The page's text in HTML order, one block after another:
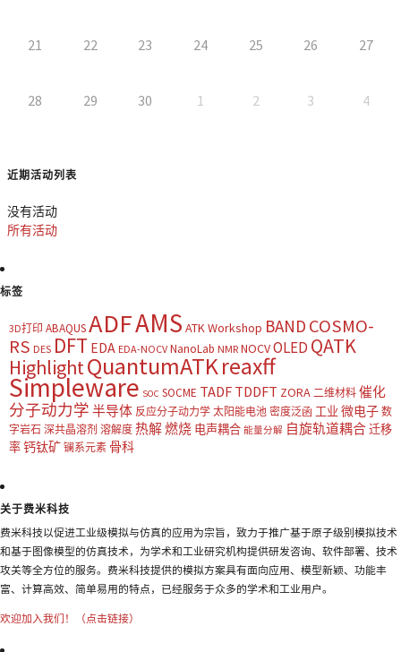
21 22 23 24 25 26 27
28 29 30 1 2 3 4
近期活动列表
没有活动
所有活动
标签
3D打印 ABAQUSADFAMS ATK Workshop BAND COSMO-
RS DES DFT EDA EDA-NOCV NanoLab NMR NOCVOLED QATK
HighlightQuantumATKreaxff
Simpleware SOC SOCME TADF TDDFT ZORA 二维材料 催化
分子动力学 半导体 反应分子动力学 太阳能电池 密度泛函 工业 微电子 数
字岩石 深共晶溶剂 溶解度 热解燃烧 电声耦合 能量分解 自旋轨道耦合迁移
率钙钛矿 镧系元素 骨科
关于费米科技
费米科技以促进工业级模拟与仿真的应用为宗旨，致力于推广基于原子级别模拟技术
和基于图像模型的仿真技术，为学术和工业研究机构提供研发咨询、软件部署、技术
攻关等全方位的服务。费米科技提供的模拟方案具有面向应用、模型新颖、功能丰
富、计算高效、简单易用的特点，已经服务于众多的学术和工业用户。
欢迎加入我们！（点击链接）